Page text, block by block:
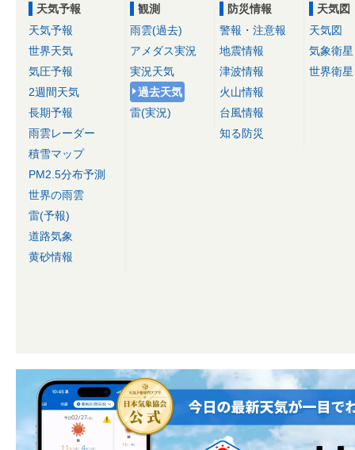
天気予報
天気予報
世界天気
気圧予報
2週間天気
長期予報
雨雲レーダー
積雪マップ
PM2.5分布予測
世界の雨雲
雷(予報)
道路気象
黄砂情報
観測
雨雲(過去)
アメダス実況
実況天気
過去天気
雷(実況)
防災情報
警報・注意報
地震情報
津波情報
火山情報
台風情報
知る防災
天気図
天気図
気象衛星
世界衛星